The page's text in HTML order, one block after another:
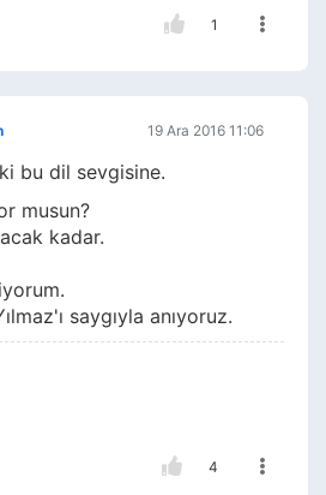
1
19 Ara 2016 11:06
bu dil sevgisine.
musun?
kadar.
saygıyla anıyoruz.
4